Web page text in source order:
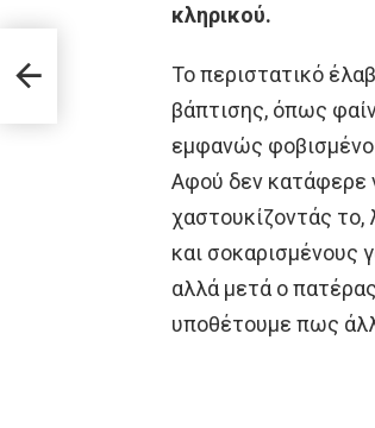
κληρικού.
Το περιστατικό
βάπτισης, όπως
εμφανώς φοβισμένο
Αφού δεν κατάφερε
χαστουκίζοντάς
και σοκαρισμένους
αλλά μετά ο
υποθέτουμε πως